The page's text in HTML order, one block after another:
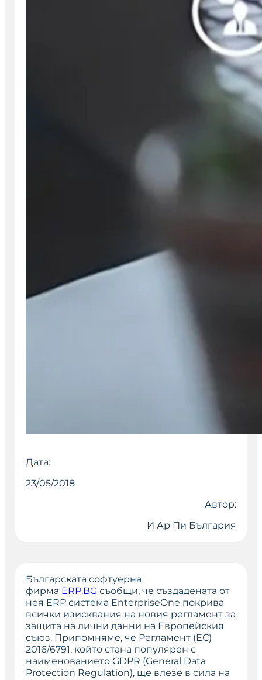
Дата:
23/05/2018
Автор:
И Ар Пи България
Българската софтуерна
фирма ERP.BG съобщи, че създадената от
нея ERP система EnterpriseOne покрива
всички изисквания на новия регламент за
защита на лични данни на Европейския
съюз. Припомняме, че Регламент (ЕС)
2016/6791, който стана популярен с
наименованието GDPR (General Data
Protection Regulation), ще влезе в сила на